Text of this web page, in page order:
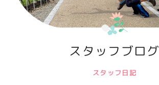
スタッフブログ
スタッフ日記